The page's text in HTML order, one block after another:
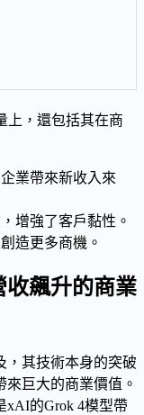
上，還包括其在商
業帶來新收入來
增強了客戶黏性。
造更多商機。
收飆升的商業
，其技術本身的突破
巨大的商業價值。
xAI的Grok 4模型帶